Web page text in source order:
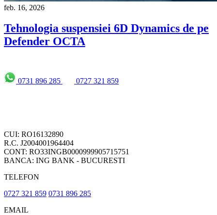
feb. 16, 2026
Tehnologia suspensiei 6D Dynamics de pe
Defender OCTA
0731 896 285 0727 321 859
CUI: RO16132890
R.C. J2004001964404
CONT: RO33INGB0000999905715751
BANCA: ING BANK - BUCURESTI
TELEFON
0727 321 859 0731 896 285
EMAIL